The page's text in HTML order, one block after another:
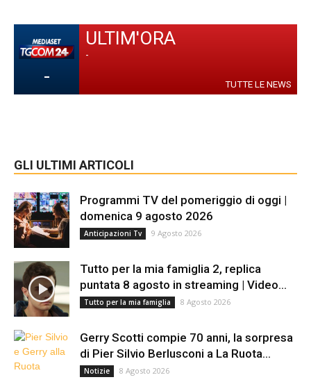
-
ULTIM'ORA
-
TUTTE LE NEWS
GLI ULTIMI ARTICOLI
Programmi TV del pomeriggio di oggi |
domenica 9 agosto 2026
Anticipazioni Tv 9 Agosto 2026
Tutto per la mia famiglia 2, replica
puntata 8 agosto in streaming | Video...
Tutto per la mia famiglia 8 Agosto 2026
Gerry Scotti compie 70 anni, la sorpresa
di Pier Silvio Berlusconi a La Ruota...
Notizie 8 Agosto 2026